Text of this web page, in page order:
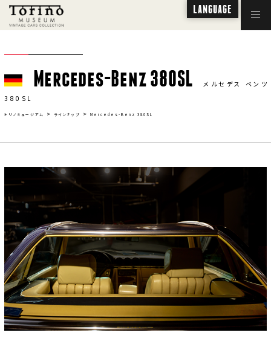
Mercedes-Benz 380SL
メルセデス ベンツ
380SL
トリノミュージアム > ラインナップ > Mercedes-Benz 380SL
LANGUAGE